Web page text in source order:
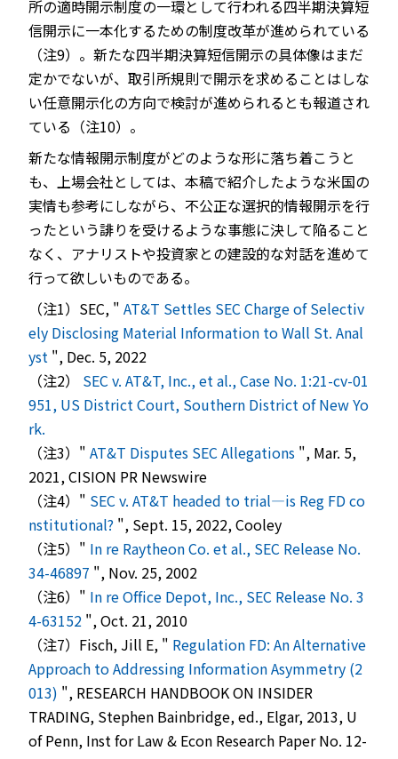
所の適時開示制度の一環として行われる四半期決算短
信開示に一本化するための制度改革が進められている
（注9）。新たな四半期決算短信開示の具体像はまだ
定かでないが、取引所規則で開示を求めることはしな
い任意開示化の方向で検討が進められるとも報道され
ている（注10）。
新たな情報開示制度がどのような形に落ち着こうと
も、上場会社としては、本稿で紹介したような米国の
実情も参考にしながら、不公正な選択的情報開示を行
ったという誹りを受けるような事態に決して陥ること
なく、アナリストや投資家との建設的な対話を進めて
行って欲しいものである。
（注1）SEC, " AT&T Settles SEC Charge of Selectiv
ely Disclosing Material Information to Wall St. Anal
yst ", Dec. 5, 2022
（注2） SEC v. AT&T, Inc., et al., Case No. 1:21-cv-01
951, US District Court, Southern District of New Yo
rk.
（注3）" AT&T Disputes SEC Allegations ", Mar. 5,
2021, CISION PR Newswire
（注4）" SEC v. AT&T headed to trial—is Reg FD co
nstitutional? ", Sept. 15, 2022, Cooley
（注5）" In re Raytheon Co. et al., SEC Release No.
34-46897 ", Nov. 25, 2002
（注6）" In re Office Depot, Inc., SEC Release No. 3
4-63152 ", Oct. 21, 2010
（注7）Fisch, Jill E, " Regulation FD: An Alternative
Approach to Addressing Information Asymmetry (2
013) ", RESEARCH HANDBOOK ON INSIDER
TRADING, Stephen Bainbridge, ed., Elgar, 2013, U
of Penn, Inst for Law & Econ Research Paper No. 12-